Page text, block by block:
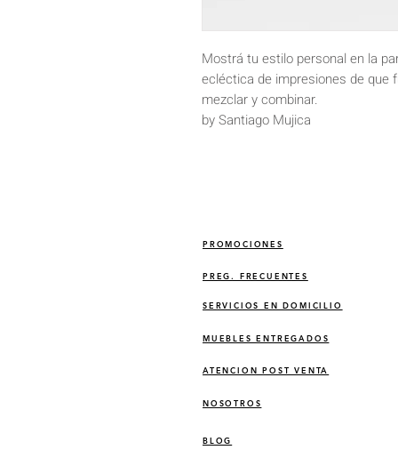
Mostrá tu estilo personal en la
ecléctica de impresiones de que
mezclar y combinar.
by Santiago Mujica
PROMOCIONES
PREG. FRECUENTES
SERVICIOS EN DOMICILIO
MUEBLES ENTREGADOS
ATENCION POST VENTA
NOSOTROS
BLOG